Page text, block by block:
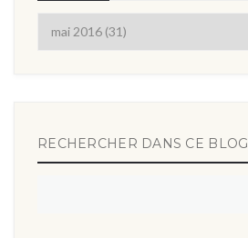
RECHERCHER DANS CE BLOG